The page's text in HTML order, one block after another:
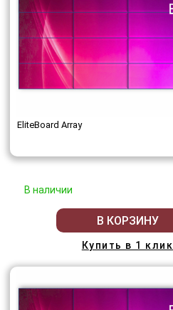
EliteBoard Array
В наличии
В КОРЗИНУ
Купить в 1 клик